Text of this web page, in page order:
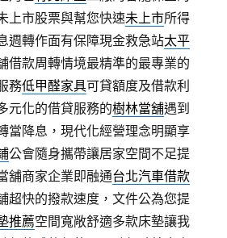
上市股票與幫您快速未上市所得
週轉作面有保障現金救急站太平
借款周轉情境最精準的最專業的
務低甲醛家具可貸額度及借款利
元化的借貸服務的樹林當舖遇到
當降息，現代化經營理念明顯享
公會隨身攜帶讓居家空間不足提
舖商家企業即融通台北汽車借款
超快的撥款速度，文件公為您提
推薦空間寬敞舒適多款床墊讓我